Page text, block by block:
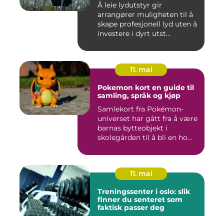
Å leie lydutstyr gir
arrangører muligheten til å
skape profesjonell lyd uten å
investere i dyrt utst...
11. mai
Pokemon kort en guide til
samling, språk og kjøp
Samlekort fra Pokémon-
universet har gått fra å være
barnas bytteobjekt i
skolegården til å bli en ho...
11. mai
Treningssenter i oslo: slik
finner du senteret som
faktisk passer deg